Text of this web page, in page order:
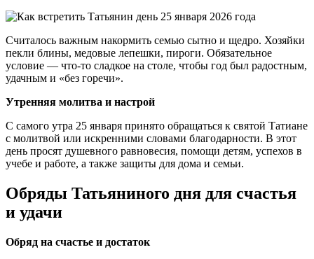
Считалось важным накормить семью сытно и щедро. Хозяйки
пекли блины, медовые лепешки, пироги. Обязательное
условие — что-то сладкое на столе, чтобы год был радостным,
удачным и «без горечи».
Утренняя молитва и настрой
С самого утра 25 января принято обращаться к святой Татиане
с молитвой или искренними словами благодарности. В этот
день просят душевного равновесия, помощи детям, успехов в
учебе и работе, а также защиты для дома и семьи.
Обряды Татьяниного дня для счастья
и удачи
Обряд на счастье и достаток